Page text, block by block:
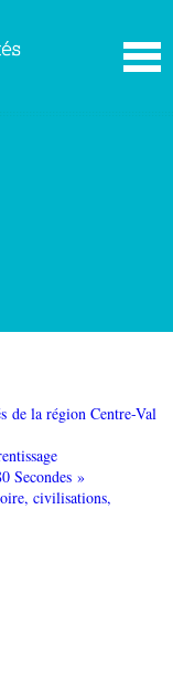
Orléans
de la région Centre-Val
Secondes »
civilisations,